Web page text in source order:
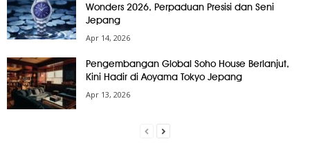
Wonders 2026, Perpaduan Presisi dan Seni
Jepang
Apr 14, 2026
Pengembangan Global Soho House Berlanjut,
Kini Hadir di Aoyama Tokyo Jepang
Apr 13, 2026